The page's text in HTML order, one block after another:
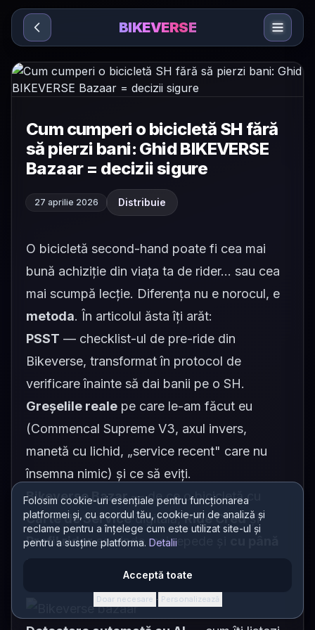
Sari la conținut
Folosim cookie-uri esențiale pentru funcționarea
platformei și, cu acordul tău, cookie-uri de analiză și
reclame pentru a înțelege cum este utilizat site-ul și
pentru a susține platforma. Detalii
Acceptă toate
Doar necesare · Personalizează
BIKEVERSE
Cum cumperi o bicicletă SH fără
să pierzi bani: Ghid BIKEVERSE
Bazaar = decizii sigure
27 aprilie 2026 Distribuie
O bicicletă second-hand poate fi cea mai
bună achiziție din viața ta de rider… sau cea
mai scumpă lecție. Diferența nu e norocul, e
metoda. În articolul ăsta îți arăt:
PSST — checklist-ul de pre-ride din
Bikeverse, transformat în protocol de
verificare înainte să dai banii pe o SH.
Greșelile reale pe care le-am făcut eu
(Commencal Supreme V3, axul invers,
manetă cu lichid, „service recent" care nu
însemna nimic) și ce să eviți.
Bikeverse Bazar— de ce o bicicletă cu
Carte de Servicedigitală,Ride Credși
Profil riderse vinde mai repede și
la 20% mai mult